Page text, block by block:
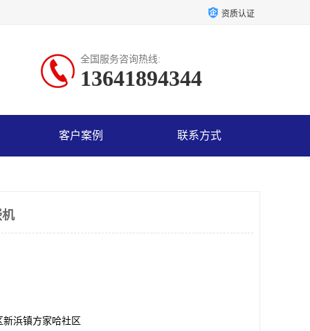
资质认证
全国服务咨询热线:
13641894344
客户案例 联系方式
新浜镇方家哈社区